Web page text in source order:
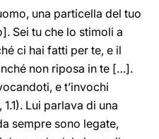
una particella del tuo
Sei tu che lo stimoli a
ci hai fatti per te, e il
non riposa in te […].
e t’invochi
, 1.1). Lui parlava di una
sempre sono legate,